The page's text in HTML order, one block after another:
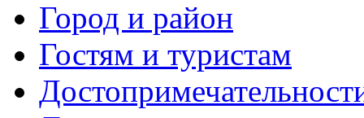
Город и район
Гостям и туристам